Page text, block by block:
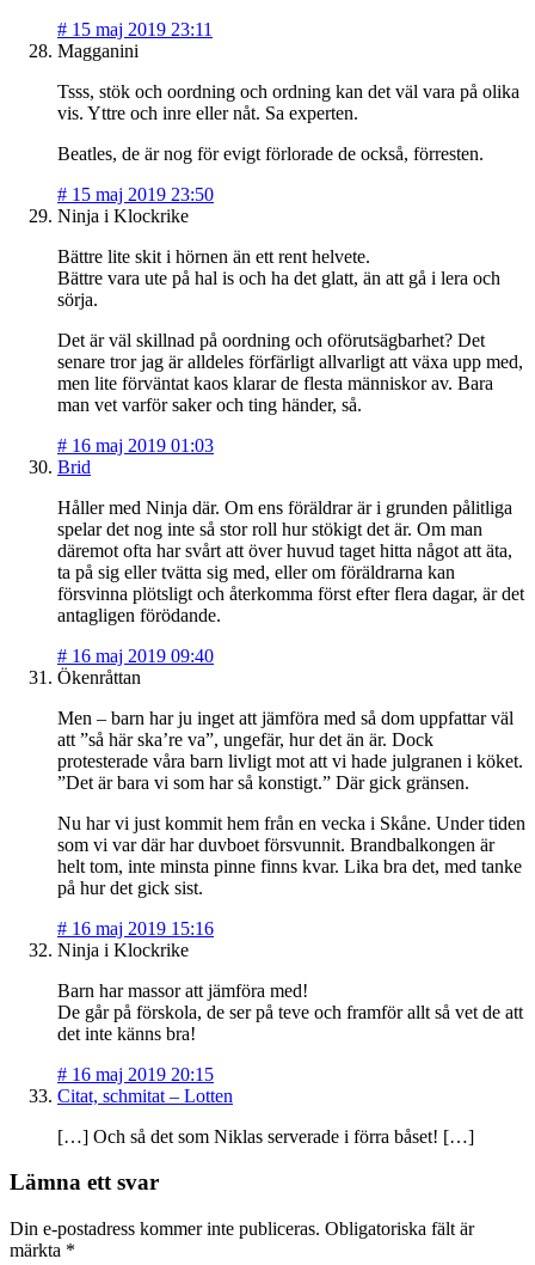
# 15 maj 2019 23:11
Magganini
Tsss, stök och oordning och ordning kan det väl vara på olika
vis. Yttre och inre eller nåt. Sa experten.
Beatles, de är nog för evigt förlorade de också, förresten.
# 15 maj 2019 23:50
Ninja i Klockrike
Bättre lite skit i hörnen än ett rent helvete.
Bättre vara ute på hal is och ha det glatt, än att gå i lera och
sörja.
Det är väl skillnad på oordning och oförutsägbarhet? Det
senare tror jag är alldeles förfärligt allvarligt att växa upp med,
men lite förväntat kaos klarar de flesta människor av. Bara
man vet varför saker och ting händer, så.
# 16 maj 2019 01:03
Brid
Håller med Ninja där. Om ens föräldrar är i grunden pålitliga
spelar det nog inte så stor roll hur stökigt det är. Om man
däremot ofta har svårt att över huvud taget hitta något att äta,
ta på sig eller tvätta sig med, eller om föräldrarna kan
försvinna plötsligt och återkomma först efter flera dagar, är det
antagligen förödande.
# 16 maj 2019 09:40
Ökenråttan
Men – barn har ju inget att jämföra med så dom uppfattar väl
att ”så här ska’re va”, ungefär, hur det än är. Dock
protesterade våra barn livligt mot att vi hade julgranen i köket.
”Det är bara vi som har så konstigt.” Där gick gränsen.
Nu har vi just kommit hem från en vecka i Skåne. Under tiden
som vi var där har duvboet försvunnit. Brandbalkongen är
helt tom, inte minsta pinne finns kvar. Lika bra det, med tanke
på hur det gick sist.
# 16 maj 2019 15:16
Ninja i Klockrike
Barn har massor att jämföra med!
De går på förskola, de ser på teve och framför allt så vet de att
det inte känns bra!
# 16 maj 2019 20:15
Citat, schmitat – Lotten
[…] Och så det som Niklas serverade i förra båset! […]
Lämna ett svar
Din e-postadress kommer inte publiceras. Obligatoriska fält är
märkta *